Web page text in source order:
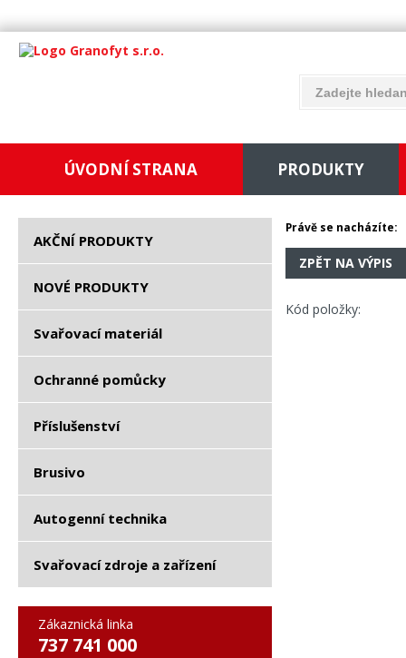
ÚVODNÍ STRANA PRODUKTY
AKČNÍ PRODUKTY
NOVÉ PRODUKTY
Svařovací materiál
Ochranné pomůcky
Příslušenství
Brusivo
Autogenní technika
Svařovací zdroje a zařízení
Zákaznická linka
737 741 000
Právě se nacházíte:
ZPĚT NA VÝPIS
Kód položky: